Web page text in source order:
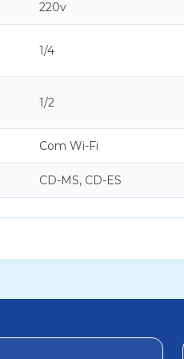
220v
1/4
1/2
Com Wi-Fi
CD-MS, CD-ES